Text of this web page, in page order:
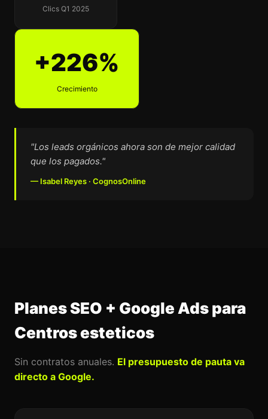
Clics Q1 2025
+226%
Crecimiento
"Los leads orgánicos ahora son de mejor calidad
que los pagados."
— Isabel Reyes · CognosOnline
Planes SEO + Google Ads para
Centros esteticos
Sin contratos anuales. El presupuesto de pauta va
directo a Google.